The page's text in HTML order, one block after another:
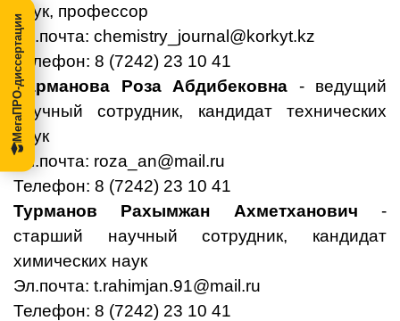
наук, профессор
Эл.почта: chemistry_journal@korkyt.kz
Телефон: 8 (7242) 23 10 41
Нарманова Роза Абдибековна - ведущий
научный сотрудник, кандидат технических
наук
Эл.почта: roza_an@mail.ru
Телефон: 8 (7242) 23 10 41
Турманов Рахымжан Ахметханович -
старший научный сотрудник, кандидат
химических наук
Эл.почта: t.rahimjan.91@mail.ru
Телефон: 8 (7242) 23 10 41
МегаПРО-диссертации